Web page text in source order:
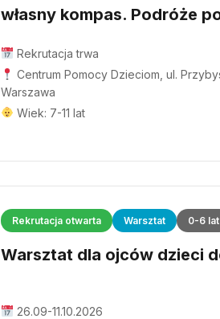
własny kompas. Podróże
Rekrutacja trwa
Centrum Pomocy Dzieciom, ul.
Warszawa
Wiek: 7-11 lat
Rekrutacja otwarta Warsztat 0-6 lat
Warsztat dla ojców dzieci
26.09-11.10.2026